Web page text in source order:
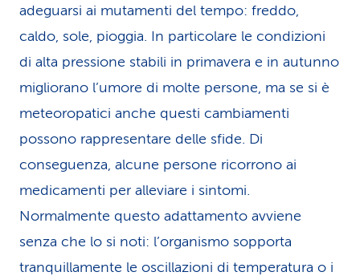
adeguarsi ai mutamenti del tempo: freddo,
caldo, sole, pioggia. In particolare le condizioni
di alta pressione stabili in primavera e in autunno
migliorano l’umore di molte persone, ma se si è
meteoropatici anche questi cambiamenti
possono rappresentare delle sfide. Di
conseguenza, alcune persone ricorrono ai
medicamenti per alleviare i sintomi.
Normalmente questo adattamento avviene
senza che lo si noti: l’organismo sopporta
tranquillamente le oscillazioni di temperatura o i